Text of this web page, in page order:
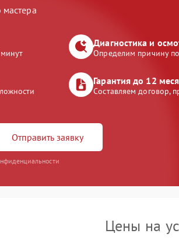
Диагностика и
Определим причину
Гарантия до 12
Составляем договор,
Отправить заявку
Цены на